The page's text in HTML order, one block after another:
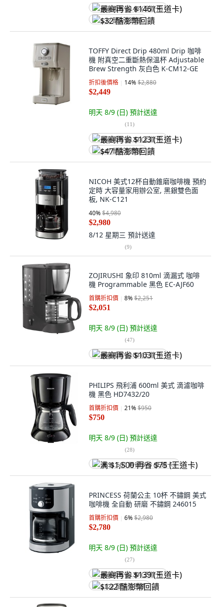
最高再省 $146 (王道卡)
$32 酷澎幣回饋
TOFFY Direct Drip 480ml Drip 咖啡
機 附真空二重斷熱保溫杯 Adjustable
Brew Strength 灰白色 K-CM12-GE
折扣後價格 14%$2,880
$2,449
明天 8/9 (日) 預計送達
(11)
最高再省 $123 (王道卡)
$47 酷澎幣回饋
NICOH 美式12杯自動錐磨咖啡機 預約
定時 大容量家用辦公室, 黑銀雙色面
板, NK-C121
40%$4,980
$2,980
8/12 星期三 預計送達
(9)
ZOJIRUSHI 象印 810ml 滴漏式 咖啡
機 Programmable 黑色 EC-AJF60
首購折扣價 8%$2,251
$2,051
明天 8/9 (日) 預計送達
(47)
最高再省 $103 (王道卡)
PHILIPS 飛利浦 600ml 美式 滴濾咖啡
機 黑色 HD7432/20
首購折扣價 21%$950
$750
明天 8/9 (日) 預計送達
(28)
满 $1,500 再省 $75 (王道卡)
PRINCESS 荷蘭公主 10杯 不鏽鋼 美式
咖啡機 全自動 研磨 不鏽鋼 246015
首購折扣價 6%$2,980
$2,780
明天 8/9 (日) 預計送達
(27)
最高再省 $139 (王道卡)
$122 酷澎幣回饋